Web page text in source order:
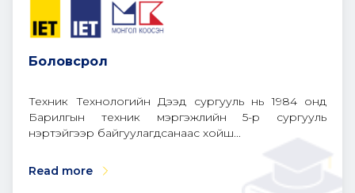
Боловсрол
Техник Технологийн Дээд сургууль нь 1984 онд
Барилгын техник мэргэжлийн 5-р сургууль
нэртэйгээр байгуулагдсанаас хойш...
Read more